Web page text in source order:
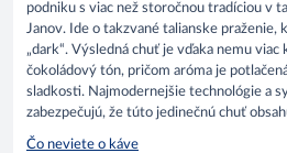
podniku s viac než storočnou tradíciou v
Janov. Ide o takzvané talianske praženie,
„dark“. Výsledná chuť je vďaka nemu
čokoládový tón, pričom aróma je
sladkosti. Najmodernejšie technológie a
zabezpečujú, že túto jedinečnú chuť
Čo neviete o káve